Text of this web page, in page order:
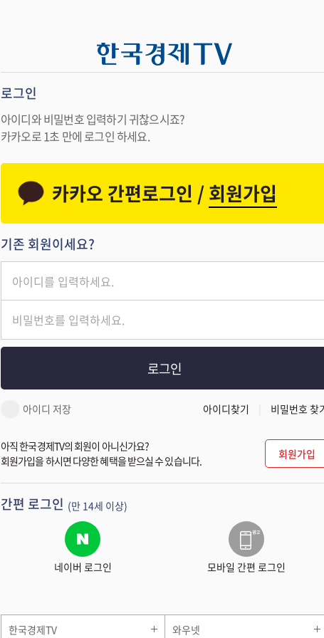
로그인
아이디와 비밀번호 입력하기 귀찮으시죠?
카카오로 1초 만에 로그인 하세요.
카카오 간편로그인 /회원가입
기존 회원이세요?
로그인
아이디 저장 아이디찾기 비밀번호 찾
아직 한국경제TV의 회원이 아니신가요?
회원가입을 하시면 다양한 혜택을 받으실 수 있습니다.
회원가입
간편 로그인 (만 14세 이상)
네이버 로그인 모바일 간편 로그인
한국경제TV 와우넷